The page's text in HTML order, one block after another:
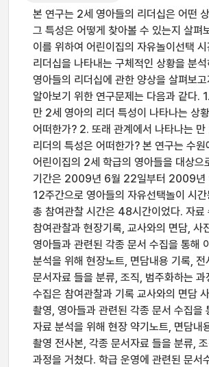
본 연구는 2세 영아들의 리더십은 어떤
그 특성은 어떻게 찾아볼 수 있는지 살펴
이를 위하여 어린이집의 자유놀이선택
리더십을 나타내는 구체적인 상황을 분석
영아들의 리더십에 관한 양상을 살펴보
알아보기 위한 연구문제는 다음과 같다.
만 2세 영아의 리더 특성이 나타나는 상
어떠한가? 2. 또래 관계에서 나타나는 만
리더의 특성은 어떠한가? 본 연구는 수
어린이집의 2세 학급의 영아들을 대상으
기간은 2009년 6월 22일부터 2009년
12주간으로 영아들의 자유선택놀이 시
총 참여관찰 시간은 48시간이었다. 자료
참여관찰과 현장기록, 교사와의 면담, 사
영아들과 관련된 각종 문서 수집을 통해
분석을 위해 현장노트, 면담내용 기록, 전
문서자료 들을 분류, 조직, 범주화하는 과
수집은 참여관찰과 기록 교사와의 면담
촬영, 영아들과 관련된 각종 문서 수집을
자료 분석을 위해 현장 약기노트, 면담내
촬영 전사본, 각종 문서자료 들을 분류,
과정을 거쳤다. 학급 운영에 관련된 문서